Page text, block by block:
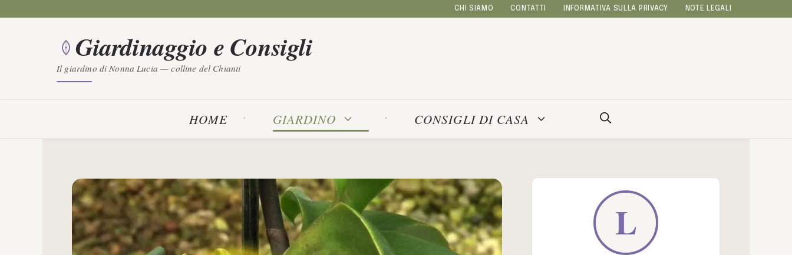
contenuto
CHI SIAMO CONTATTI INFORMATIVA SULLA PRIVACY NOTE LEGALI
Giardinaggio e Consigli
Il giardino di Nonna Lucia — colline del Chianti
HOME GIARDINO CONSIGLI DI CASA